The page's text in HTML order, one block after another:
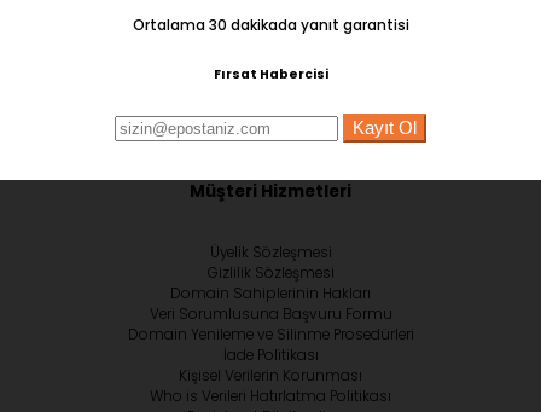
Ortalama 30 dakikada yanıt garantisi
Fırsat Habercisi
Kayıt Ol
Müşteri Hizmetleri
Üyelik Sözleşmesi
Gizlilik Sözleşmesi
Domain Sahiplerinin Hakları
Veri Sorumlusuna Başvuru Formu
Domain Yenileme ve Silinme Prosedürleri
İade Politikası
Kişisel Verilerin Korunması
Who is Verileri Hatırlatma Politikası